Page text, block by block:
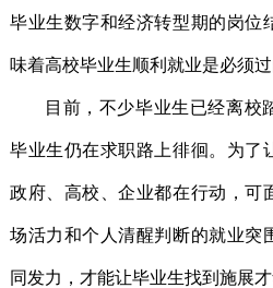
毕业生数字和经济转型期的岗位
味着高校毕业生顺利就业是必须过
目前，不少毕业生已经离校
毕业生仍在求职路上徘徊。为了
政府、高校、企业都在行动，可
场活力和个人清醒判断的就业突
同发力，才能让毕业生找到施展